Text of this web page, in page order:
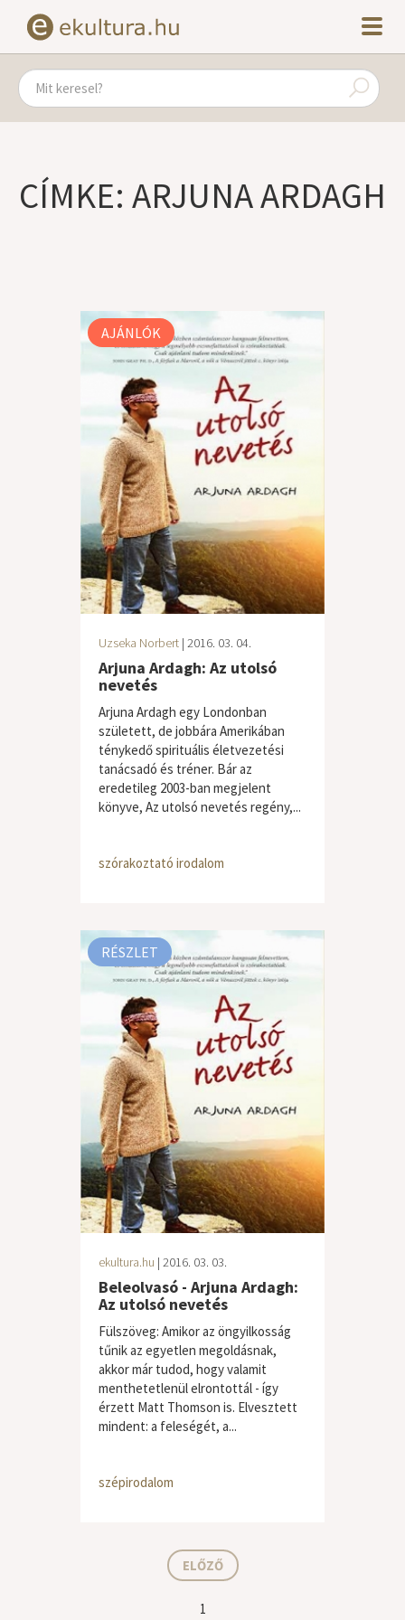
CÍMKE: ARJUNA ARDAGH
AJÁNLÓK
Uzseka Norbert | 2016. 03. 04.
Arjuna Ardagh: Az utolsó
nevetés
Arjuna Ardagh egy Londonban
született, de jobbára Amerikában
ténykedő spirituális életvezetési
tanácsadó és tréner. Bár az
eredetileg 2003-ban megjelent
könyve, Az utolsó nevetés regény,...
szórakoztató irodalom
RÉSZLET
ekultura.hu | 2016. 03. 03.
Beleolvasó - Arjuna Ardagh:
Az utolsó nevetés
Fülszöveg: Amikor az öngyilkosság
tűnik az egyetlen megoldásnak,
akkor már tudod, hogy valamit
menthetetlenül elrontottál - így
érzett Matt Thomson is. Elvesztett
mindent: a feleségét, a...
szépirodalom
ELŐZŐ
1